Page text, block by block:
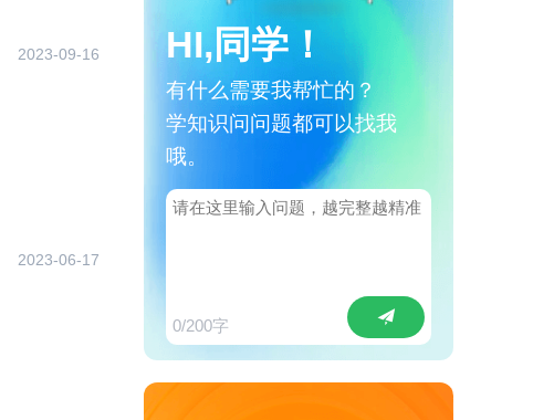
2023-09-16
2023-06-17
HI,同学！
有什么需要我帮忙的？
学知识问问题都可以找我
哦。
0/200字